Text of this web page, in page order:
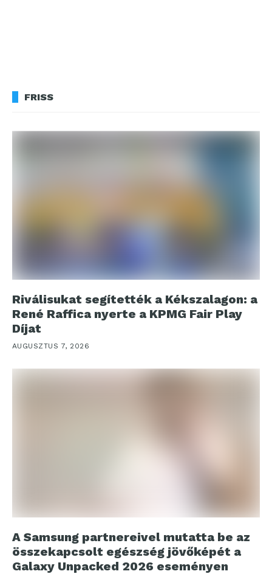
FRISS
Riválisukat segítették a Kékszalagon: a
René Raffica nyerte a KPMG Fair Play
Díjat
AUGUSZTUS 7, 2026
A Samsung partnereivel mutatta be az
összekapcsolt egészség jövőképét a
Galaxy Unpacked 2026 eseményen